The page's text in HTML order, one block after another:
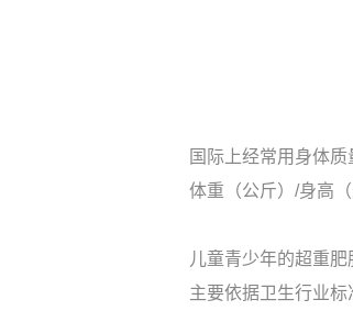
国际上经常用身体
体重（公斤）/身高
儿童青少年的超重
主要依据卫生行业标